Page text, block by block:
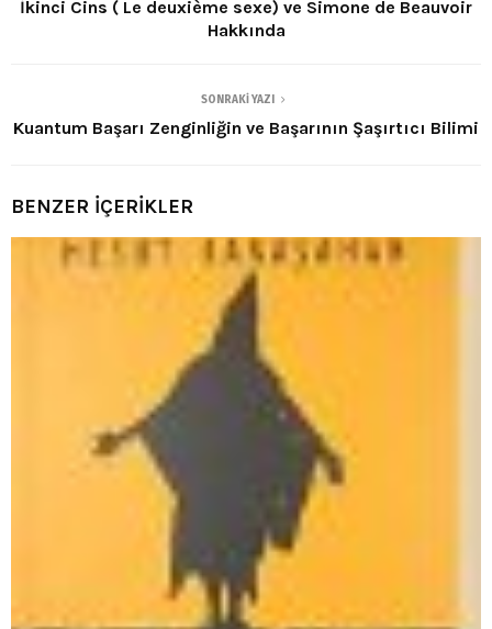
İkinci Cins ( Le deuxième sexe) ve Simone de Beauvoir
Hakkında
SONRAKI YAZI
Kuantum Başarı Zenginliğin ve Başarının Şaşırtıcı Bilimi
BENZER İÇERİKLER